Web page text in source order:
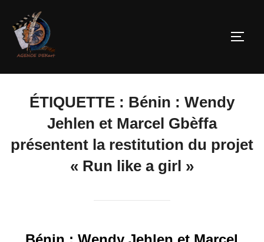
ÉTIQUETTE : Bénin : Wendy
Jehlen et Marcel Gbèffa
présentent la restitution du projet
« Run like a girl »